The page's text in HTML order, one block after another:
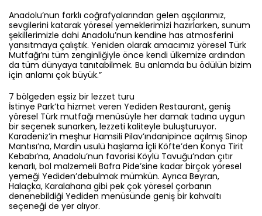
Anadolu’nun farklı coğrafyalarından gelen aşçılarımız,
sevgilerini katarak yöresel yemeklerimizi hazırlarken, sunum
şekillerimizle dahi Anadolu’nun kendine has atmosferini
yansıtmaya çalıştık. Yeniden olarak amacımız yöresel Türk
Mutfağı’nı tüm zenginliğiyle önce kendi ülkemize ardından
da tüm dünyaya tanıtabilmek. Bu anlamda bu ödülün bizim
için anlamı çok büyük.”
7 bölgeden eşsiz bir lezzet turu
İstinye Park’ta hizmet veren Yediden Restaurant, geniş
yöresel Türk mutfağı menüsüyle her damak tadına uygun
bir seçenek sunarken, lezzeti kaliteyle buluşturuyor.
Karadeniz’in meşhur Hamsili Pilav’ındanipince açılmış Sinop
Mantısı’na, Mardin usulü haşlama İçli Köfte’den Konya Tirit
Kebabı’na, Anadolu’nun favorisi Köylü Tavuğu’ndan çıtır
kenarlı, bol malzemeli Bafra Pide’sine kadar birçok yöresel
yemeği Yediden’debulmak mümkün. Ayrıca Beyran,
Halaçka, Karalahana gibi pek çok yöresel çorbanın
denenebildiği Yediden menüsünde geniş bir kahvaltı
seçeneği de yer alıyor.